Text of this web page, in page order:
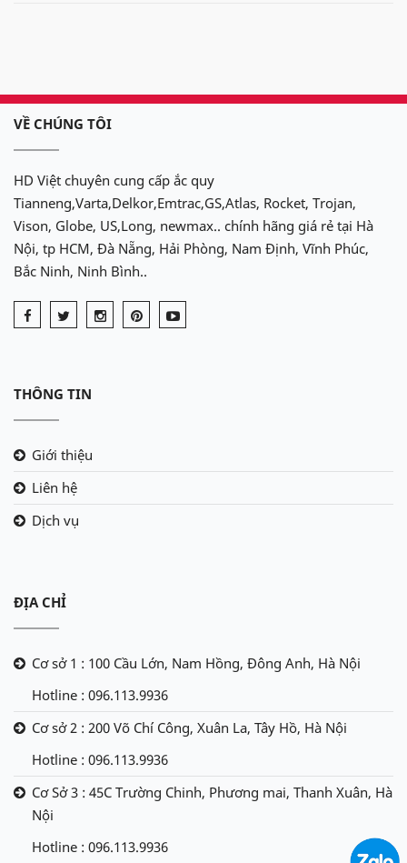
-Din 56530(65Ah) hoặc
VỀ CHÚNG TÔI
HD Việt chuyên cung cấp ắc quy
Tianneng,Varta,Delkor,Emtrac,GS,Atlas, Rocket, Trojan,
Vison, Globe, US,Long, newmax.. chính hãng giá rẻ tại Hà
Nội, tp HCM, Đà Nẵng, Hải Phòng, Nam Định, Vĩnh Phúc,
Bắc Ninh, Ninh Bình..
THÔNG TIN
Giới thiệu
Liên hệ
Dịch vụ
ĐỊA CHỈ
Cơ sở 1 : 100 Cầu Lớn, Nam Hồng, Đông Anh, Hà Nội
Hotline : 096.113.9936
Cơ sở 2 : 200 Võ Chí Công, Xuân La, Tây Hồ, Hà Nội
Hotline : 096.113.9936
Cơ Sở 3 : 45C Trường Chinh, Phương mai, Thanh Xuân, Hà
Nội
Hotline : 096.113.9936